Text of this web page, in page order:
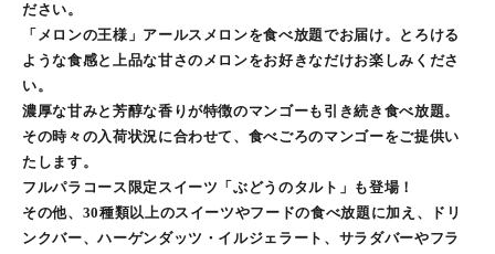
ださい。
「メロンの王様」アールスメロンを食べ放題でお届け。とろける
ような食感と上品な甘さのメロンをお好きなだけお楽しみくださ
い。
濃厚な⽢みと芳醇な⾹りが特徴のマンゴーも引き続き食べ放題。
その時々の入荷状況に合わせて、食べごろのマンゴーをご提供い
たします。
フルパラコース限定スイーツ「ぶどうのタルト」も登場！
その他、30種類以上のスイーツやフードの⾷べ放題に加え、ドリ
ンクバー、ハーゲンダッツ・イルジェラート、サラダバーやフラ